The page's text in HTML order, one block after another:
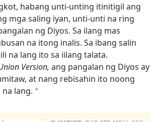
habang unti-unting itinitigil ang
mga saling iyan, unti-unti na ring
ng Diyos. Sa ilang mas
na itong inalis. Sa ibang salin
na lang ito sa iilang talata.
Version, ang pangalan ng Diyos ay
at nang rebisahin ito noong
na lang. *